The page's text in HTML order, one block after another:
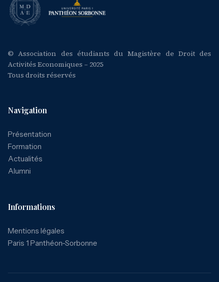
© Association des étudiants du Magistère de Droit des
Activités Economiques – 2025
Tous droits réservés
Navigation
Présentation
Formation
Actualités
Alumni
Informations
Mentions légales
Paris 1 Panthéon-Sorbonne